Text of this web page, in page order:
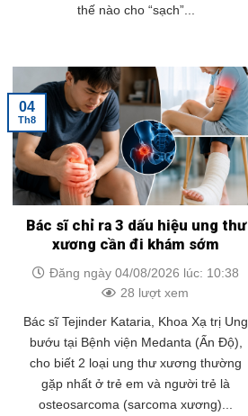
thế nào cho “sạch”...
Bác sĩ chỉ ra 3 dấu hiệu ung thư
xương cần đi khám sớm
Đăng ngày 04/08/2026 lúc: 10:38
28 lượt xem
Bác sĩ Tejinder Kataria, Khoa Xạ trị Ung
bướu tại Bệnh viện Medanta (Ấn Độ),
cho biết 2 loại ung thư xương thường
gặp nhất ở trẻ em và người trẻ là
osteosarcoma (sarcoma xương)...
04
Th8